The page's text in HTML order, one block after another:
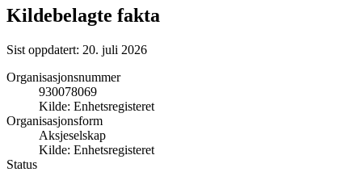
Kildebelagte fakta
Sist oppdatert: 20. juli 2026
Organisasjonsnummer
930078069
Kilde: Enhetsregisteret
Organisasjonsform
Aksjeselskap
Kilde: Enhetsregisteret
Status